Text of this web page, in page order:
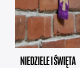
NIEDZIELE I ŚWIĘTA